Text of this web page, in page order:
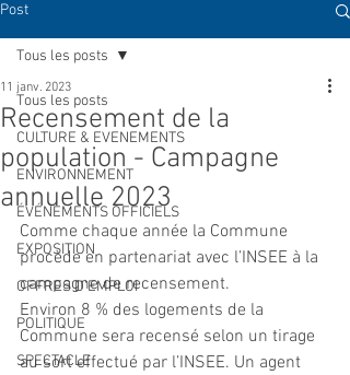
Post
Tous les posts
CULTURE & EVENEMENTS
ENVIRONNEMENT
ÉVÉNEMENTS OFFICIELS
EXPOSITION
OFFRES D'EMPLOI
POLITIQUE
SPECTACLE
Tous les posts
Recensement de la
population - Campagne
annuelle 2023
11 janv. 2023
Comme chaque année la Commune
procède en partenariat avec l’INSEE à la
campagne de recensement.
Environ 8 % des logements de la
Commune sera recensé selon un tirage
au sort effectué par l’INSEE. Un agent